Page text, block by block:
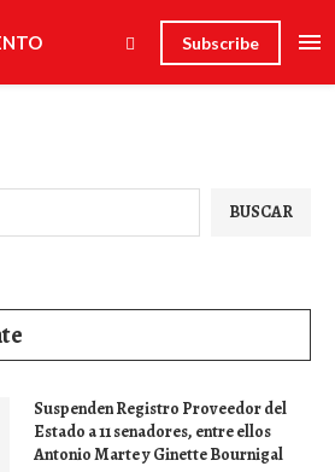
Subscribe
BUSCAR
Suspenden Registro Proveedor del
Estado a 11 senadores, entre ellos
Antonio Marte y Ginette Bournigal